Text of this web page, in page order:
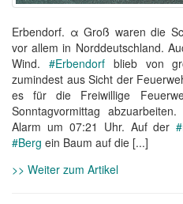
Erbendorf. α Groß waren die
vor allem in Norddeutschland.
Wind. #Erbendorfblieb von
zumindest aus Sicht der
es für die Freiwillige
Sonntagvormittag
Alarm um 07:21 Uhr. Auf der
#Berg ein Baum auf die [...]
>> Weiter zum Artikel